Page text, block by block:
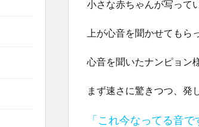
小さな赤ちゃんが写って
上が心音を聞かせてもら
心音を聞いたナンピョン
まず速さに驚きつつ、発
「これ今なってる音で